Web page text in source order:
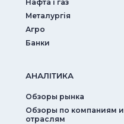
Нафта і газ
Металургія
Агро
Банки
АНАЛIТИКА
Обзоры рынка
Обзоры по компаниям и
отраслям